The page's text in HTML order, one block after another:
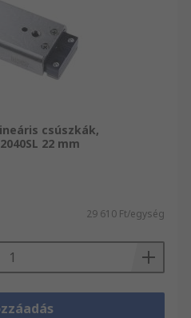
csúszkák,
22 mm
29 610 Ft/egység